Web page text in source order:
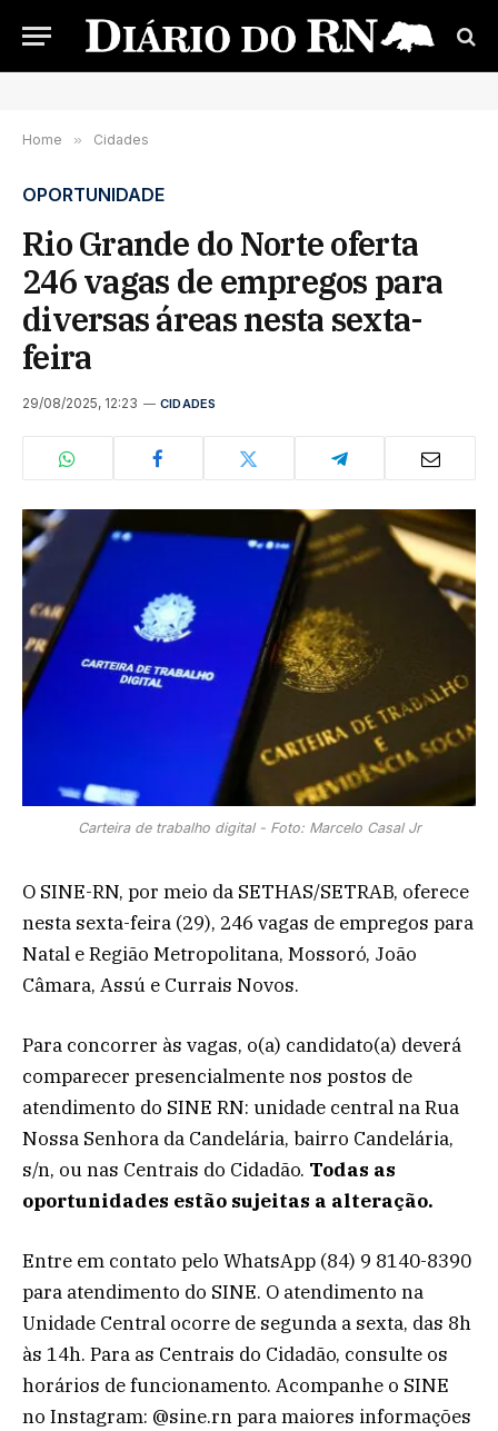
Home » Cidades
OPORTUNIDADE
Rio Grande do Norte oferta
246 vagas de empregos para
diversas áreas nesta sexta-
feira
29/08/2025, 12:23 CIDADES
Carteira de trabalho digital - Foto: Marcelo Casal Jr
O SINE-RN, por meio da SETHAS/SETRAB, oferece
nesta sexta-feira (29), 246 vagas de empregos para
Natal e Região Metropolitana, Mossoró, João
Câmara, Assú e Currais Novos.
Para concorrer às vagas, o(a) candidato(a) deverá
comparecer presencialmente nos postos de
atendimento do SINE RN: unidade central na Rua
Nossa Senhora da Candelária, bairro Candelária,
s/n, ou nas Centrais do Cidadão. Todas as
oportunidades estão sujeitas a alteração.
Entre em contato pelo WhatsApp (84) 9 8140-8390
para atendimento do SINE. O atendimento na
Unidade Central ocorre de segunda a sexta, das 8h
às 14h. Para as Centrais do Cidadão, consulte os
horários de funcionamento. Acompanhe o SINE
no Instagram: @sine.rn para maiores informações